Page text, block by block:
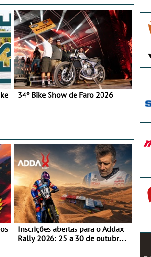
34º Bike Show de Faro 2026
Inscrições abertas para o Addax
Rally 2026: 25 a 30 de outubro -